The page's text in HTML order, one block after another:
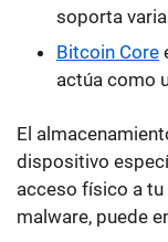
soporta
Bitcoin Core
actúa como
El
dispositivo
acceso físico a
malware, puede